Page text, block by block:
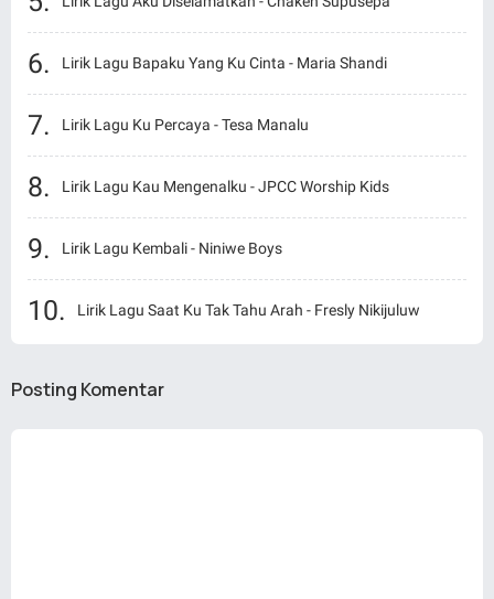
Lirik Lagu Bapaku Yang Ku Cinta - Maria Shandi
Lirik Lagu Ku Percaya - Tesa Manalu
Lirik Lagu Kau Mengenalku - JPCC Worship Kids
Lirik Lagu Kembali - Niniwe Boys
Lirik Lagu Saat Ku Tak Tahu Arah - Fresly Nikijuluw
Posting Komentar